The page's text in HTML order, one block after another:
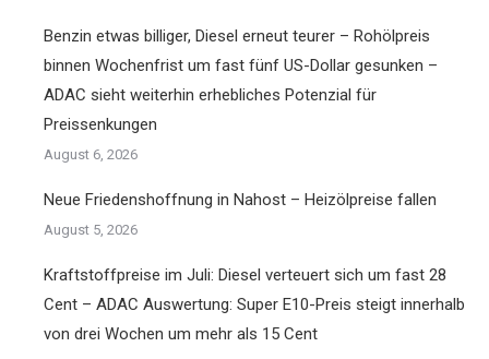
Benzin etwas billiger, Diesel erneut teurer – Rohölpreis
binnen Wochenfrist um fast fünf US-Dollar gesunken –
ADAC sieht weiterhin erhebliches Potenzial für
Preissenkungen
August 6, 2026
Neue Friedenshoffnung in Nahost – Heizölpreise fallen
August 5, 2026
Kraftstoffpreise im Juli: Diesel verteuert sich um fast 28
Cent – ADAC Auswertung: Super E10-Preis steigt innerhalb
von drei Wochen um mehr als 15 Cent